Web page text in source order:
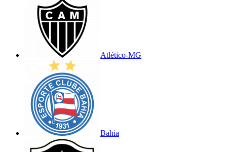
Atlético-MG
Bahia